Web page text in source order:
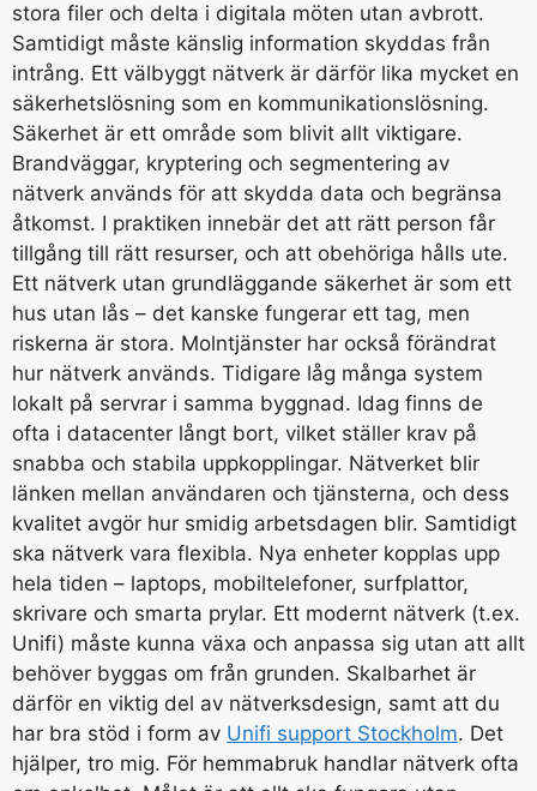
stora filer och delta i digitala möten utan avbrott.
Samtidigt måste känslig information skyddas från
intrång. Ett välbyggt nätverk är därför lika mycket en
säkerhetslösning som en kommunikationslösning.
Säkerhet är ett område som blivit allt viktigare.
Brandväggar, kryptering och segmentering av
nätverk används för att skydda data och begränsa
åtkomst. I praktiken innebär det att rätt person får
tillgång till rätt resurser, och att obehöriga hålls ute.
Ett nätverk utan grundläggande säkerhet är som ett
hus utan lås – det kanske fungerar ett tag, men
riskerna är stora. Molntjänster har också förändrat
hur nätverk används. Tidigare låg många system
lokalt på servrar i samma byggnad. Idag finns de
ofta i datacenter långt bort, vilket ställer krav på
snabba och stabila uppkopplingar. Nätverket blir
länken mellan användaren och tjänsterna, och dess
kvalitet avgör hur smidig arbetsdagen blir. Samtidigt
ska nätverk vara flexibla. Nya enheter kopplas upp
hela tiden – laptops, mobiltelefoner, surfplattor,
skrivare och smarta prylar. Ett modernt nätverk (t.ex.
Unifi) måste kunna växa och anpassa sig utan att allt
behöver byggas om från grunden. Skalbarhet är
därför en viktig del av nätverksdesign, samt att du
har bra stöd i form av Unifi support Stockholm. Det
hjälper, tro mig. För hemmabruk handlar nätverk ofta